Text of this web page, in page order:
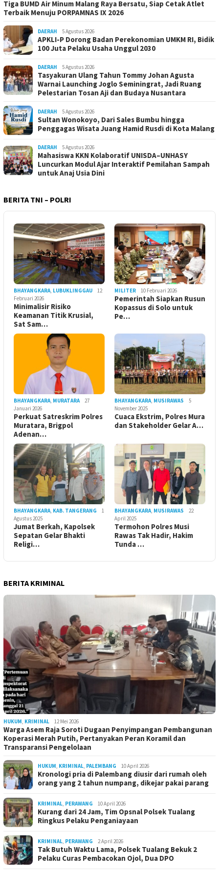
Tiga BUMD Air Minum Malang Raya Bersatu, Siap Cetak Atlet
Terbaik Menuju PORPAMNAS IX 2026
DAERAH 5 Agustus 2026
APKLI-P Dorong Badan Perekonomian UMKM RI, Bidik
100 Juta Pelaku Usaha Unggul 2030
DAERAH 5 Agustus 2026
Tasyakuran Ulang Tahun Tommy Johan Agusta
Warnai Launching Joglo Seminingrat, Jadi Ruang
Pelestarian Tosan Aji dan Budaya Nusantara
DAERAH 5 Agustus 2026
Sultan Wonokoyo, Dari Sales Bumbu hingga
Penggagas Wisata Juang Hamid Rusdi di Kota Malang
DAERAH 5 Agustus 2026
Mahasiswa KKN Kolaboratif UNISDA–UNHASY
Luncurkan Modul Ajar Interaktif Pemilahan Sampah
untuk Anaj Usia Dini
BERITA TNI – POLRI
BHAYANGKARA, LUBUKLINGGAU
12
Februari 2026
Minimalisir Risiko
Keamanan Titik Krusial,
Sat Sam…
MILITER 10 Februari 2026
Pemerintah Siapkan Rusun
Kopassus di Solo untuk
Pe…
BHAYANGKARA, MURATARA
27
Januari 2026
Perkuat Satreskrim Polres
Muratara, Brigpol
Adenan…
BHAYANGKARA, MUSIRAWAS
5
November 2025
Cuaca Ekstrim, Polres Mura
dan Stakeholder Gelar A…
BHAYANGKARA, KAB. TANGERANG
1
Agustus 2025
Jumat Berkah, Kapolsek
Sepatan Gelar Bhakti
Religi…
BHAYANGKARA, MUSIRAWAS
22
April 2025
Termohon Polres Musi
Rawas Tak Hadir, Hakim
Tunda …
BERITA KRIMINAL
HUKUM, KRIMINAL 12 Mei 2026
Warga Asem Raja Soroti Dugaan Penyimpangan Pembangunan
Koperasi Merah Putih, Pertanyakan Peran Koramil dan
Transparansi Pengelolaan
HUKUM, KRIMINAL, PALEMBANG 10 April 2026
Kronologi pria di Palembang diusir dari rumah oleh
orang yang 2 tahun numpang, dikejar pakai parang
KRIMINAL, PERAWANG 10 April 2026
Kurang dari 24 Jam, Tim Opsnal Polsek Tualang
Ringkus Pelaku Penganiayaan
KRIMINAL, PERAWANG 2 April 2026
Tak Butuh Waktu Lama, Polsek Tualang Bekuk 2
Pelaku Curas Pembacokan Ojol, Dua DPO